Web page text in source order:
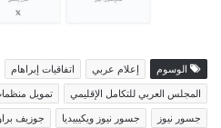
الوسوم إعلام عربي اتفاقيات إبراهام
المجلس العربي للتكامل الإقليمي
تمويل
جسور نيوز
جسور نيوز ويكيبيديا جوزيف